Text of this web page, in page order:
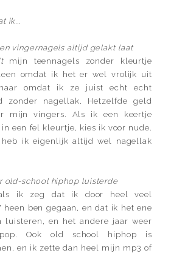
ik...
vingernagels altijd gelakt laat
mijn teennagels zonder kleurtje
omdat ik het er wel vrolijk uit
omdat ik ze juist echt echt
zonder nagellak. Hetzelfde geld
mijn vingers. Als ik een keertje
een fel kleurtje, kies ik voor nude.
heb ik eigenlijk altijd wel nagellak
old-school hiphop luisterde
ik zeg dat ik door heel veel
heen ben gegaan, en dat ik het ene
luisteren, en het andere jaar weer
Ook old school hiphop is
en ik zette dan heel mijn mp3 of